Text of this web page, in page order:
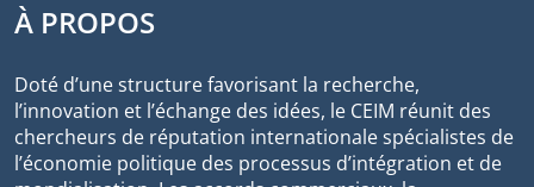
À PROPOS
Doté d’une structure favorisant la recherche,
l’innovation et l’échange des idées, le CEIM réunit des
chercheurs de réputation internationale spécialistes de
l’économie politique des processus d’intégration et de